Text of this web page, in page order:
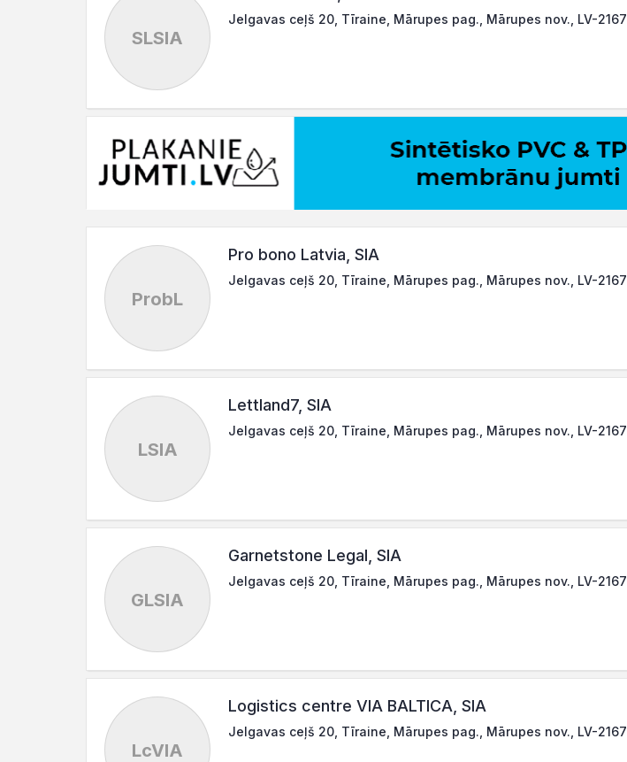
SLSIA
Jelgavas ceļš 20, Tīraine, Mārupes pag., Mārupes nov., LV-2167
ProbL
Pro bono Latvia, SIA
Jelgavas ceļš 20, Tīraine, Mārupes pag., Mārupes nov., LV-2167
LSIA
Lettland7, SIA
Jelgavas ceļš 20, Tīraine, Mārupes pag., Mārupes nov., LV-2167
GLSIA
Garnetstone Legal, SIA
Jelgavas ceļš 20, Tīraine, Mārupes pag., Mārupes nov., LV-2167
LcVIA
Logistics centre VIA BALTICA, SIA
Jelgavas ceļš 20, Tīraine, Mārupes pag., Mārupes nov., LV-2167